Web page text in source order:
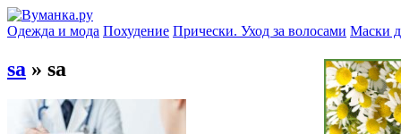
Одежда и мода Похудение Прически. Уход за волосами Маски
sa » sa